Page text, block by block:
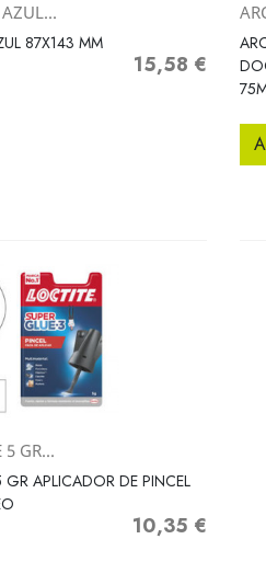
rápida
87X143 MM
Precio
15,58 €
rápida
5 GR...
APLICADOR DE PINCEL
Precio
10,35 €